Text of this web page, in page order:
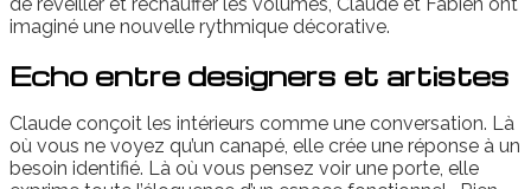
imaginé une nouvelle rythmique décorative.
Echo entre designers et artistes
Claude conçoit les intérieurs comme une conversation. Là
où vous ne voyez qu’un canapé, elle crée une réponse à un
besoin identifié. Là où vous pensez voir une porte, elle